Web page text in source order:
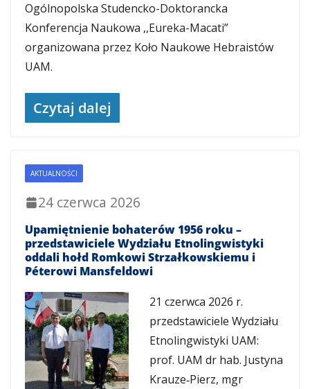
Ogólnopolska Studencko-Doktorancka
Konferencja Naukowa ,,Eureka-Macati”
organizowana przez Koło Naukowe Hebraistów
UAM.
Czytaj dalej
AKTUALNOŚCI
24 czerwca 2026
Upamiętnienie bohaterów 1956 roku –
przedstawiciele Wydziału Etnolingwistyki
oddali hołd Romkowi Strzałkowskiemu i
Péterowi Mansfeldowi
21 czerwca 2026 r.
przedstawiciele Wydziału
Etnolingwistyki UAM:
prof. UAM dr hab. Justyna
Krauze‑Pierz, mgr